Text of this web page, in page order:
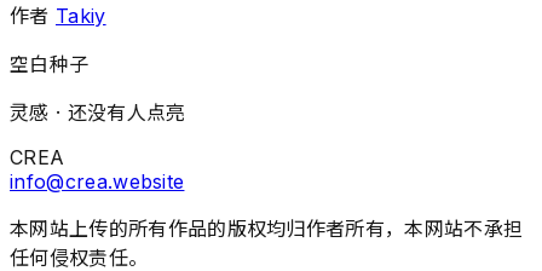
作者 Takiy
空白种子
灵感 · 还没有人点亮
CREA
info@crea.website
本网站上传的所有作品的版权均归作者所有，本网站不承担
任何侵权责任。